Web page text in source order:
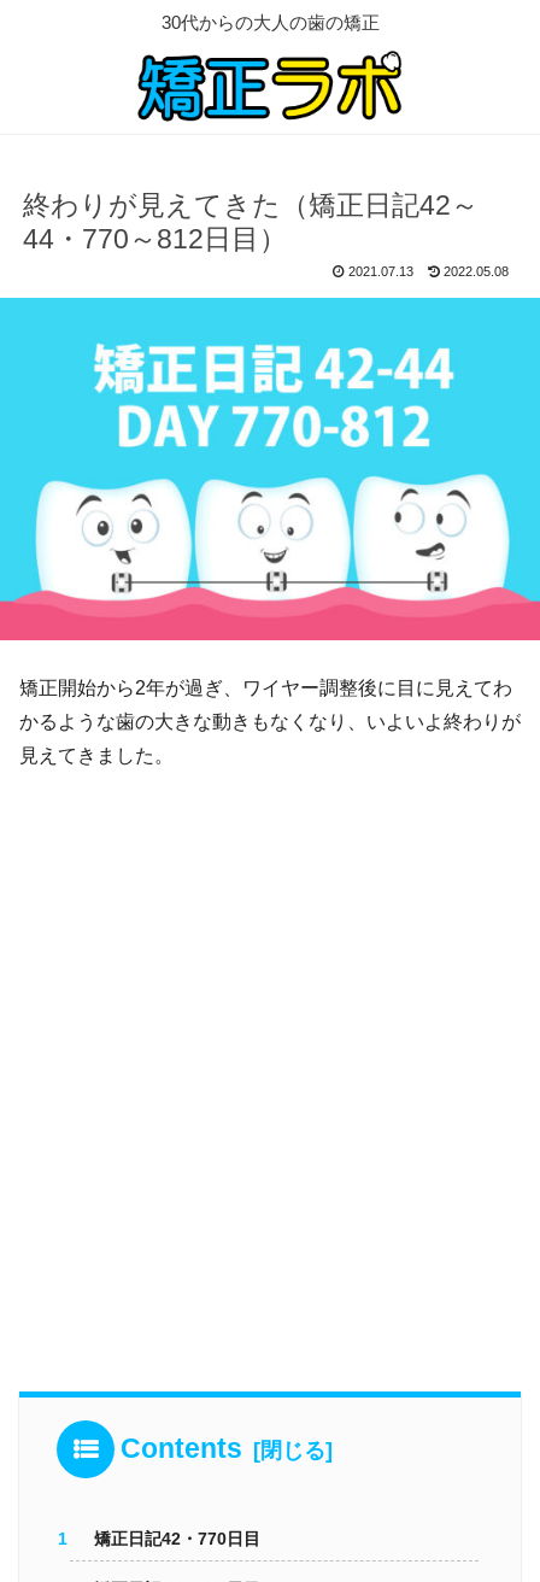
30代からの大人の歯の矯正
終わりが見えてきた（矯正日記42～
44・770～812日目）
2021.07.13 2022.05.08
矯正開始から2年が過ぎ、ワイヤー調整後に目に見えてわ
かるような歯の大きな動きもなくなり、いよいよ終わりが
見えてきました。
Contents
矯正日記42・770日目